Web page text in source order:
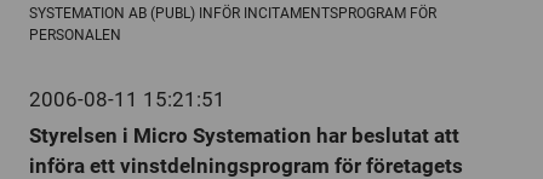
SYSTEMATION AB (PUBL) INFÖR INCITAMENTSPROGRAM FÖR
PERSONALEN
2006-08-11 15:21:51
Styrelsen i Micro Systemation har beslutat att
införa ett vinstdelningsprogram för företagets